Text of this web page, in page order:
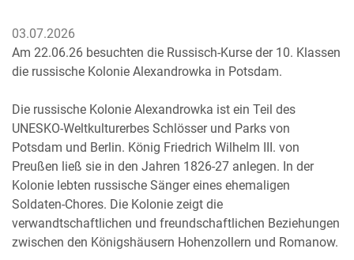
03.07.2026
Am 22.06.26 besuchten die Russisch-Kurse der 10. Klassen
die russische Kolonie Alexandrowka in Potsdam.
Die russische Kolonie Alexandrowka ist ein Teil des
UNESKO-Weltkulturerbes Schlösser und Parks von
Potsdam und Berlin. König Friedrich Wilhelm III. von
Preußen ließ sie in den Jahren 1826-27 anlegen. In der
Kolonie lebten russische Sänger eines ehemaligen
Soldaten-Chores. Die Kolonie zeigt die
verwandtschaftlichen und freundschaftlichen Beziehungen
zwischen den Königshäusern Hohenzollern und Romanow.